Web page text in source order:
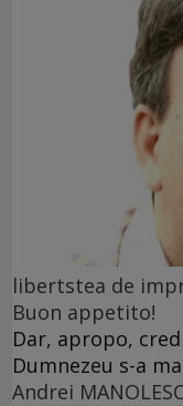
libertstea de
Buon appetito!
Dar, apropo,
Dumnezeu s-a
Andrei